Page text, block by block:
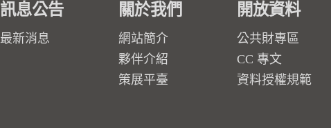
訊息公告
最新消息
關於我們
網站簡介
夥伴介紹
策展平臺
開放資料
公共財專區
CC 專文
資料授權規範